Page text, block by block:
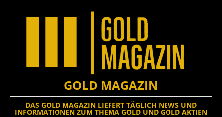
GOLD MAGAZIN
DAS GOLD MAGAZIN LIEFERT TÄGLICH NEWS UND
INFORMATIONEN ZUM THEMA GOLD UND GOLD AKTIEN